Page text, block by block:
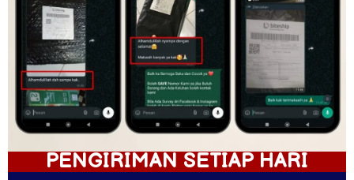
PENGIRIMAN SETIAP HARI